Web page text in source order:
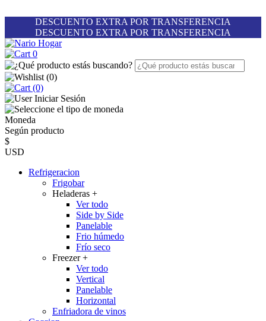
DESCUENTO EXTRA POR TRANSFERENCIA
DESCUENTO EXTRA POR TRANSFERENCIA
0
(0)
(0)
Iniciar Sesión
Moneda
Según producto
$
USD
Refrigeracion
Frigobar
Heladeras +
Ver todo
Side by Side
Panelable
Frio húmedo
Frío seco
Freezer+
Ver todo
Vertical
Panelable
Horizontal
Enfriadora de vinos